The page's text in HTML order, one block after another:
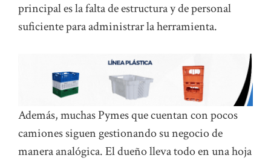
principal es la falta de estructura y de personal
suficiente para administrar la herramienta.
Además, muchas Pymes que cuentan con pocos
camiones siguen gestionando su negocio de
manera analógica. El dueño lleva todo en una hoja